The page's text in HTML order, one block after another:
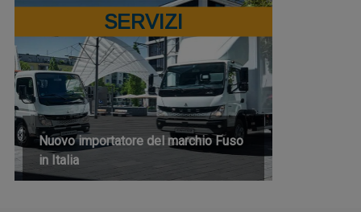
SERVIZI
Nuovo importatore del marchio Fuso
in Italia